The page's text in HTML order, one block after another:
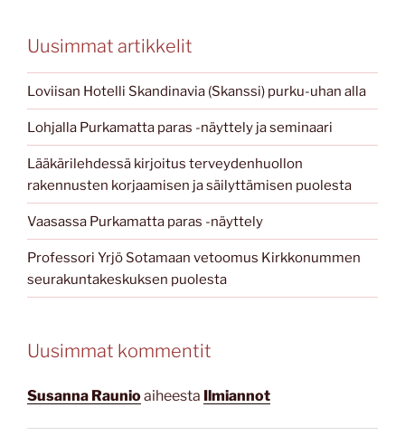
Uusimmat artikkelit
Loviisan Hotelli Skandinavia (Skanssi) purku-uhan alla
Lohjalla Purkamatta paras -näyttely ja seminaari
Lääkärilehdessä kirjoitus terveydenhuollon
rakennusten korjaamisen ja säilyttämisen puolesta
Vaasassa Purkamatta paras -näyttely
Professori Yrjö Sotamaan vetoomus Kirkkonummen
seurakuntakeskuksen puolesta
Uusimmat kommentit
Susanna Raunioaiheesta Ilmiannot